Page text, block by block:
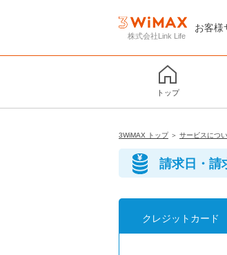
株式会社Link Life
お客様
トップ
3WiMAX トップ＞ サービスにつ
請求日・請
クレジットカード